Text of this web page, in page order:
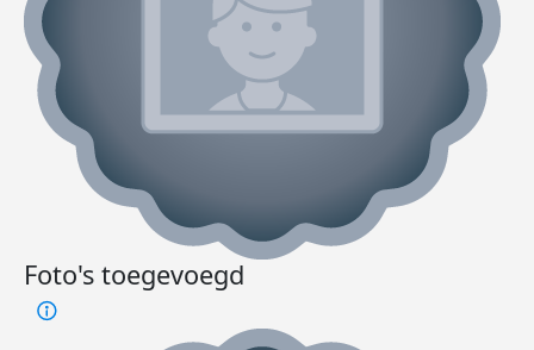
Foto's toegevoegd